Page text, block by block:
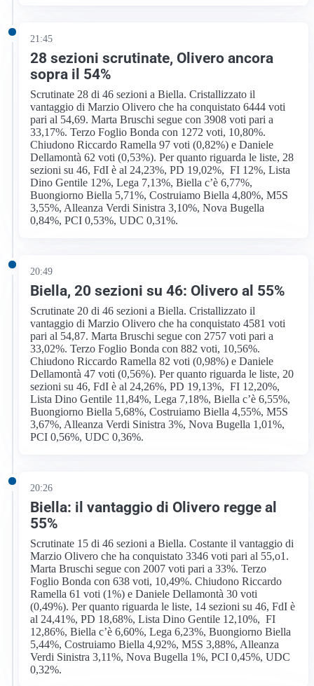
21:45
28 sezioni scrutinate, Olivero ancora
sopra il 54%
Scrutinate 28 di 46 sezioni a Biella. Cristallizzato il
vantaggio di Marzio Olivero che ha conquistato 6444 voti
pari al 54,69. Marta Bruschi segue con 3908 voti pari a
33,17%. Terzo Foglio Bonda con 1272 voti, 10,80%.
Chiudono Riccardo Ramella 97 voti (0,82%) e Daniele
Dellamontà 62 voti (0,53%). Per quanto riguarda le liste, 28
sezioni su 46, FdI è al 24,23%, PD 19,02%, FI 12%, Lista
Dino Gentile 12%, Lega 7,13%, Biella c’è 6,77%,
Buongiorno Biella 5,71%, Costruiamo Biella 4,80%, M5S
3,55%, Alleanza Verdi Sinistra 3,10%, Nova Bugella
0,84%, PCI 0,53%, UDC 0,31%.
20:49
Biella, 20 sezioni su 46: Olivero al 55%
Scrutinate 20 di 46 sezioni a Biella. Cristallizzato il
vantaggio di Marzio Olivero che ha conquistato 4581 voti
pari al 54,87. Marta Bruschi segue con 2757 voti pari a
33,02%. Terzo Foglio Bonda con 882 voti, 10,56%.
Chiudono Riccardo Ramella 82 voti (0,98%) e Daniele
Dellamontà 47 voti (0,56%). Per quanto riguarda le liste, 20
sezioni su 46, FdI è al 24,26%, PD 19,13%, FI 12,20%,
Lista Dino Gentile 11,84%, Lega 7,18%, Biella c’è 6,55%,
Buongiorno Biella 5,68%, Costruiamo Biella 4,55%, M5S
3,67%, Alleanza Verdi Sinistra 3%, Nova Bugella 1,01%,
PCI 0,56%, UDC 0,36%.
20:26
Biella: il vantaggio di Olivero regge al
55%
Scrutinate 15 di 46 sezioni a Biella. Costante il vantaggio di
Marzio Olivero che ha conquistato 3346 voti pari al 55,o1.
Marta Bruschi segue con 2007 voti pari a 33%. Terzo
Foglio Bonda con 638 voti, 10,49%. Chiudono Riccardo
Ramella 61 voti (1%) e Daniele Dellamontà 30 voti
(0,49%). Per quanto riguarda le liste, 14 sezioni su 46, FdI è
al 24,41%, PD 18,68%, Lista Dino Gentile 12,10%, FI
12,86%, Biella c’è 6,60%, Lega 6,23%, Buongiorno Biella
5,44%, Costruiamo Biella 4,92%, M5S 3,88%, Alleanza
Verdi Sinistra 3,11%, Nova Bugella 1%, PCI 0,45%, UDC
0,32%.